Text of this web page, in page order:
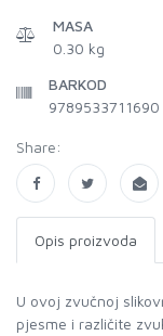
MASA
0.30 kg
BARKOD
9789533711690
Share:
Opis proizvoda
U ovoj zvučnoj
pjesme i različite